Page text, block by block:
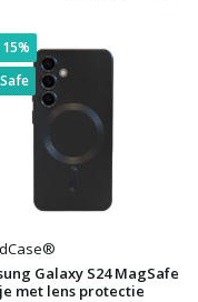
Galaxy S24 MagSafe
met lens protectie